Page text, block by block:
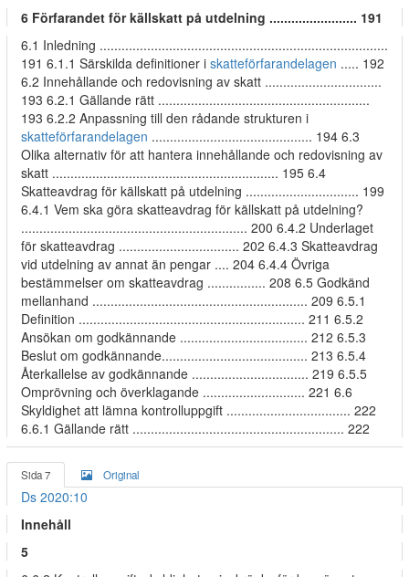
6 Förfarandet för källskatt på utdelning ........................ 191
6.1 Inledning ...............................................................................
191 6.1.1 Särskilda definitioner i skatteförfarandelagen ..... 192
6.2 Innehållande och redovisning av skatt ................................
193 6.2.1 Gällande rätt ..........................................................
193 6.2.2 Anpassning till den rådande strukturen i
skatteförfarandelagen ............................................ 194 6.3
Olika alternativ för att hantera innehållande och redovisning av
skatt .............................................................. 195 6.4
Skatteavdrag för källskatt på utdelning ............................... 199
6.4.1 Vem ska göra skatteavdrag för källskatt på utdelning?
.............................................................. 200 6.4.2 Underlaget
för skatteavdrag ................................. 202 6.4.3 Skatteavdrag
vid utdelning av annat än pengar .... 204 6.4.4 Övriga
bestämmelser om skatteavdrag ................ 208 6.5 Godkänd
mellanhand ........................................................... 209 6.5.1
Definition .............................................................. 211 6.5.2
Ansökan om godkännande ................................... 212 6.5.3
Beslut om godkännande........................................ 213 6.5.4
Återkallelse av godkännande ................................ 219 6.5.5
Omprövning och överklagande ............................ 221 6.6
Skyldighet att lämna kontrolluppgift .................................. 222
6.6.1 Gällande rätt .......................................................... 222
Sida 7 Original
Ds 2020:10
Innehåll
5